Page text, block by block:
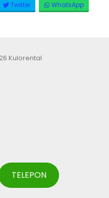
Twitter WhatsApp
Kulorental
TELEPON